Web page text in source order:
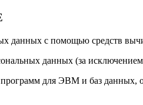
данных с помощью средств
данных (за
для ЭВМ и баз данных,